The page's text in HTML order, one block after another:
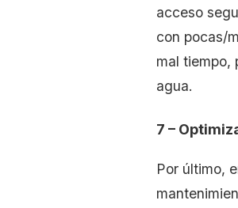
acceso
con pocas/
mal tiempo,
agua.
7 –
Por último,